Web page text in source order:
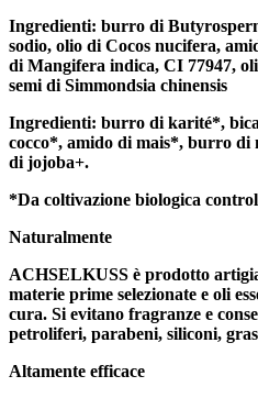
Ingredienti: burro di
sodio, olio di Cocos nucifera,
di Mangifera indica, CI 77947,
semi di Simmondsia chinensis
Ingredienti: burro di karité*,
cocco*, amido di mais*, burro di
di jojoba+.
*Da coltivazione biologica
Naturalmente
ACHSELKUSS è prodotto
materie prime selezionate e oli
cura. Si evitano fragranze e
petroliferi, parabeni, siliconi,
Altamente efficace